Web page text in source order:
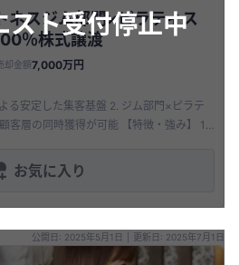
スト受付停止中
ネスジム部門×ピラティス
％株式譲渡
却金額7,000万円
集客基盤 2. ジム部門×ピラテ
獲得が可能 【特徴・強み】 1.
お気に入り
公開日: 2025年5月1日 更新日: 2025年7月1日